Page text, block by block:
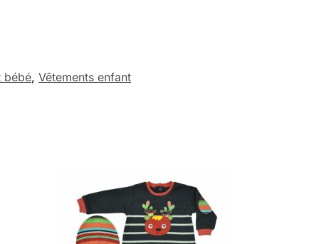
bébé, Vêtements enfant